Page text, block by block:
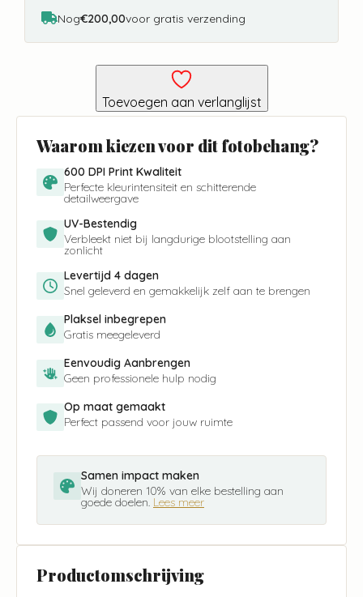
€ 655,79
Nog€200,00voor gratis verzending
Toevoegen aan verlanglijst
Waarom kiezen voor dit fotobehang?
600 DPI Print Kwaliteit
Perfecte kleurintensiteit en schitterende
detailweergave
UV-Bestendig
Verbleekt niet bij langdurige blootstelling aan
zonlicht
Levertijd 4 dagen
Snel geleverd en gemakkelijk zelf aan te brengen
Plaksel inbegrepen
Gratis meegeleverd
Eenvoudig Aanbrengen
Geen professionele hulp nodig
Op maat gemaakt
Perfect passend voor jouw ruimte
Samen impact maken
Wij doneren 10% van elke bestelling aan
goede doelen. Lees meer
Productomschrijving